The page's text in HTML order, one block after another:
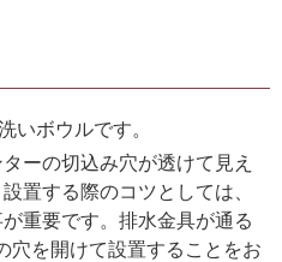
いボウルです。
ーの切込み穴が透けて見え
置する際のコツとしては、
重要です。排水金具が通る
穴を開けて設置することをお